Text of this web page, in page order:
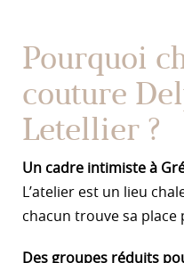
Pourquoi
couture
Letellier ?
Un cadre intimiste à
L’atelier est un lieu
chacun trouve sa
Des groupes réduits